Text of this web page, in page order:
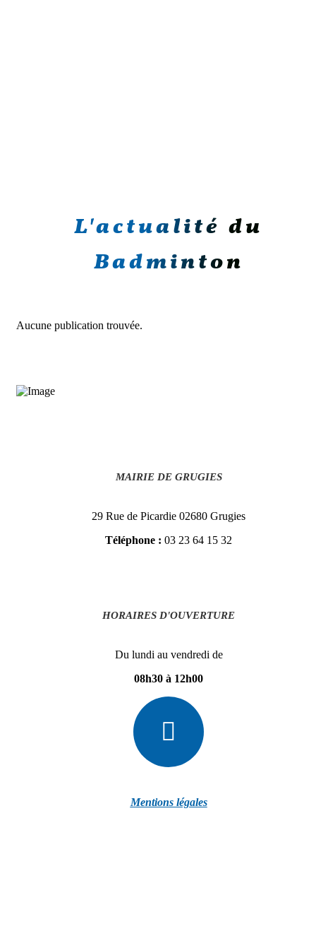
L'actualité du
Badminton
Aucune publication trouvée.
MAIRIE DE GRUGIES
29 Rue de Picardie 02680 Grugies
Téléphone : 03 23 64 15 32
HORAIRES D'OUVERTURE
Du lundi au vendredi de
08h30 à 12h00
Mentions légales